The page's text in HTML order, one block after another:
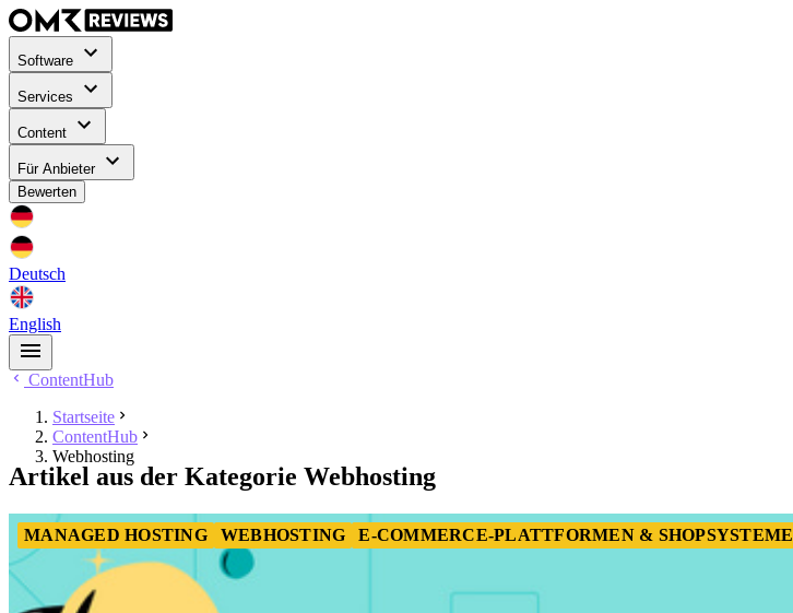
Software
Services
Content
Für Anbieter
Bewerten
Deutsch
English
ContentHub
Startseite
ContentHub
Webhosting
Artikel aus der Kategorie Webhosting
MANAGED HOSTING WEBHOSTING E-COMMERCE-PLATTFORMEN & SHOPSYSTEME